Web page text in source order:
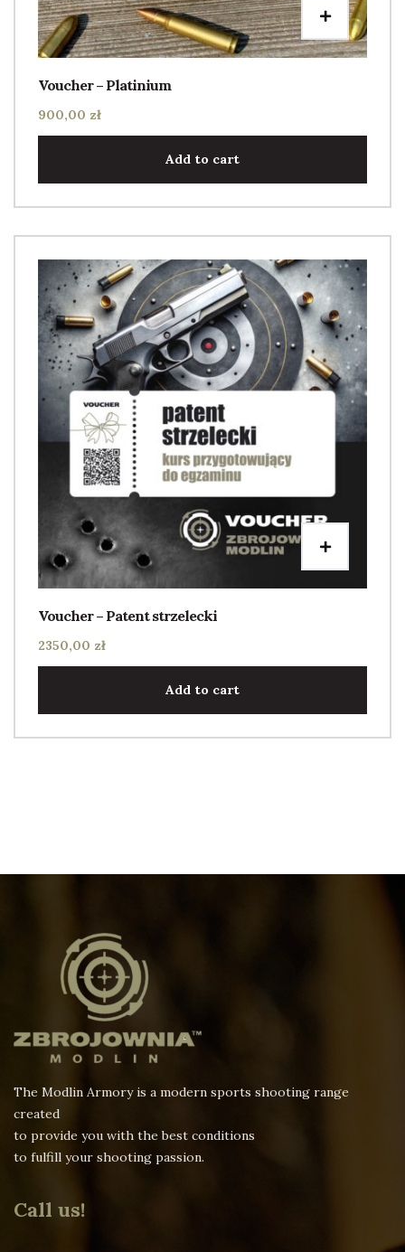
Voucher – Platinium
900,00 zł
Add to cart
Voucher – Patent strzelecki
2350,00 zł
Add to cart
The Modlin Armory is a modern sports shooting range
created
to provide you with the best conditions
to fulfill your shooting passion.
Call us!